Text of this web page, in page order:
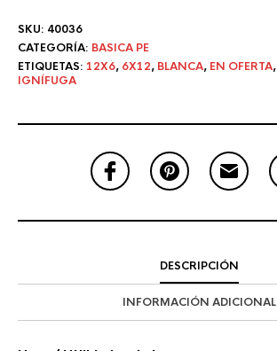
SKU: 40036
CATEGORÍA: BASICA PE
ETIQUETAS: 12X6, 6X12, BLANCA, EN OFERTA,
IGNÍFUGA
DESCRIPCIÓN
INFORMACIÓN ADICIONAL